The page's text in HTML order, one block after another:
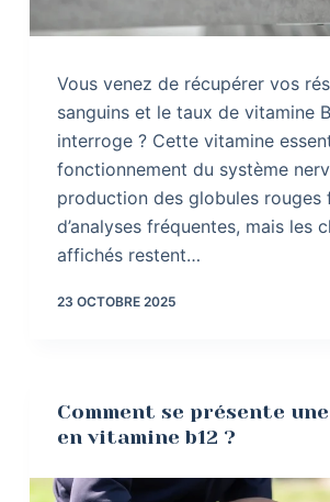
Vous venez de récupérer vos
sanguins et le taux de vitamine
interroge ? Cette vitamine
fonctionnement du système
production des globules rouges
d’analyses fréquentes, mais les
affichés restent…
23 OCTOBRE 2025
Comment se présente
en vitamine b12 ?